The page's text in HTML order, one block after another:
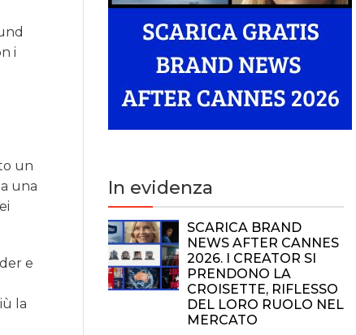
i
un
una
e
la
In evidenza
SCARICA BRAND
NEWS AFTER CANNES
2026. I CREATOR SI
PRENDONO LA
CROISETTE, RIFLESSO
DEL LORO RUOLO NEL
MERCATO